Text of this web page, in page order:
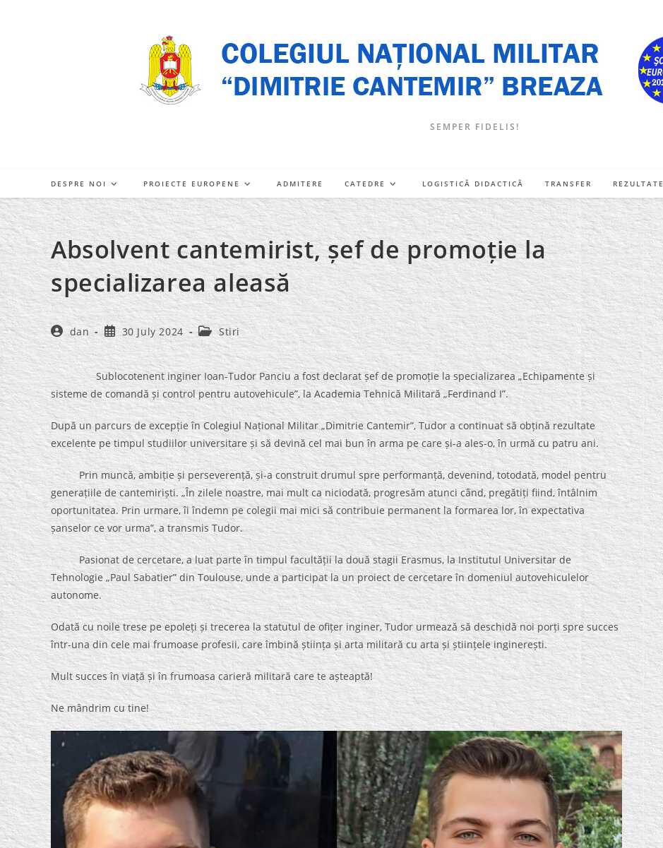
SEMPER FIDELIS!
DESPRE NOI PROIECTE EUROPENE ADMITERE CATEDRE LOGISTICĂ DIDACTICĂ TRANSFER REZULTATE
Absolvent cantemirist, șef de promoție la
specializarea aleasă
Post
author:
dan
Post
published:
30 July 2024
Post
category:
Stiri
Sublocotenent inginer Ioan-Tudor Panciu a fost declarat șef de promoție la specializarea „Echipamente și
sisteme de comandă și control pentru autovehicule”, la Academia Tehnică Militară „Ferdinand I”.
După un parcurs de excepție în Colegiul Național Militar „Dimitrie Cantemir”, Tudor a continuat să obțină rezultate
excelente pe timpul studiilor universitare și să devină cel mai bun în arma pe care și-a ales-o, în urmă cu patru ani.
Prin muncă, ambiție și perseverență, și-a construit drumul spre performanță, devenind, totodată, model pentru
generațiile de cantemiriști. „În zilele noastre, mai mult ca niciodată, progresăm atunci când, pregătiți fiind, întâlnim
oportunitatea. Prin urmare, îi îndemn pe colegii mai mici să contribuie permanent la formarea lor, în expectativa
șanselor ce vor urma”, a transmis Tudor.
Pasionat de cercetare, a luat parte în timpul facultății la două stagii Erasmus, la Institutul Universitar de
Tehnologie „Paul Sabatier” din Toulouse, unde a participat la un proiect de cercetare în domeniul autovehiculelor
autonome.
Odată cu noile trese pe epoleți și trecerea la statutul de ofițer inginer, Tudor urmează să deschidă noi porți spre succes
într-una din cele mai frumoase profesii, care îmbină știința și arta militară cu arta și științele inginerești.
Mult succes în viață și în frumoasa carieră militară care te așteaptă!
Ne mândrim cu tine!